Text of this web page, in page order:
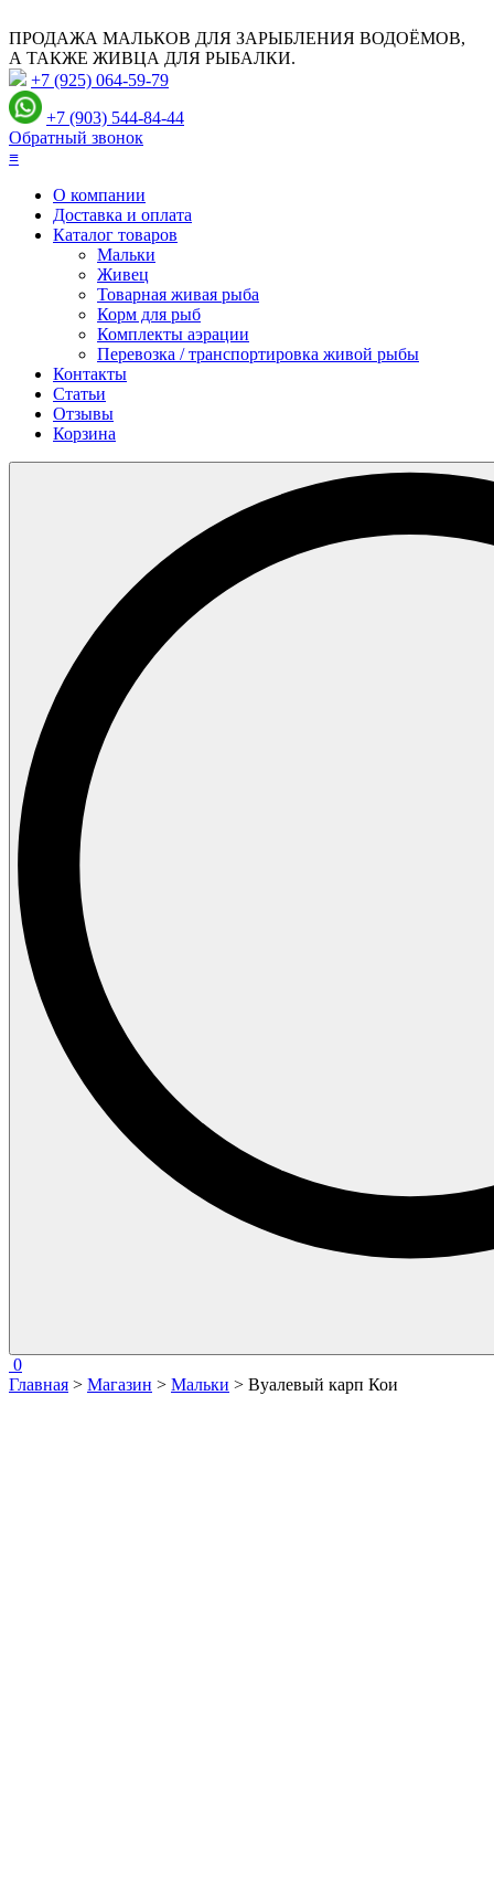
ПРОДАЖА МАЛЬКОВ ДЛЯ ЗАРЫБЛЕНИЯ ВОДОЁМОВ,
А ТАКЖЕ ЖИВЦА ДЛЯ РЫБАЛКИ.
+7 (925) 064-59-79
+7 (903) 544-84-44
Обратный звонок
≡
О компании
Доставка и оплата
Каталог товаров
Мальки
Живец
Товарная живая рыба
Корм для рыб
Комплекты аэрации
Перевозка / транспортировка живой рыбы
Контакты
Статьи
Отзывы
Корзина
0
Главная > Магазин > Мальки > Вуалевый карп Кои